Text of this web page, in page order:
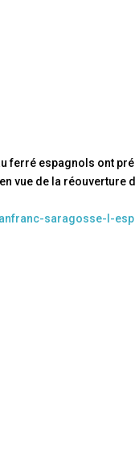
ferré espagnols ont
vue de la réouverture
saragosse-l-